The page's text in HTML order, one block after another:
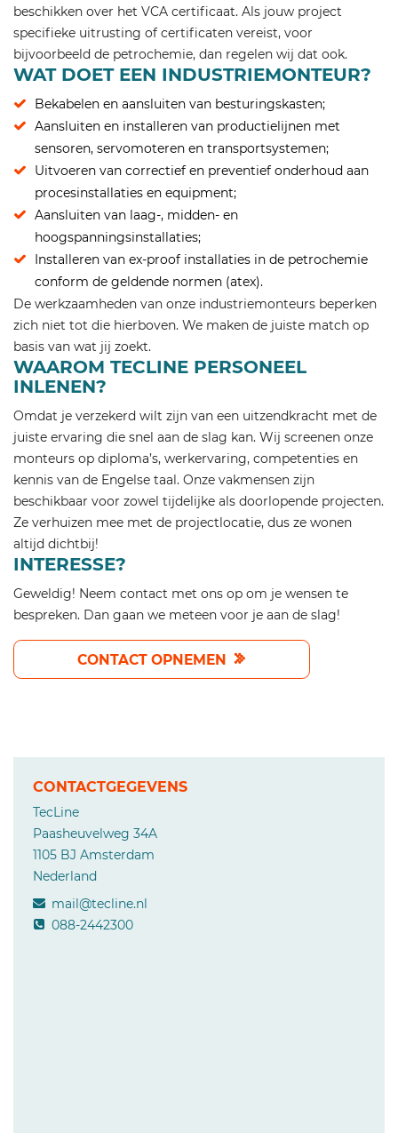
beschikken over het VCA certificaat. Als jouw project
specifieke uitrusting of certificaten vereist, voor
bijvoorbeeld de petrochemie, dan regelen wij dat ook.
WAT DOET EEN INDUSTRIEMONTEUR?
Bekabelen en aansluiten van besturingskasten;
Aansluiten en installeren van productielijnen met
sensoren, servomoteren en transportsystemen;
Uitvoeren van correctief en preventief onderhoud aan
procesinstallaties en equipment;
Aansluiten van laag-, midden- en
hoogspanningsinstallaties;
Installeren van ex-proof installaties in de petrochemie
conform de geldende normen (atex).
De werkzaamheden van onze industriemonteurs beperken
zich niet tot die hierboven. We maken de juiste match op
basis van wat jij zoekt.
WAAROM TECLINE PERSONEEL
INLENEN?
Omdat je verzekerd wilt zijn van een uitzendkracht met de
juiste ervaring die snel aan de slag kan. Wij screenen onze
monteurs op diploma’s, werkervaring, competenties en
kennis van de Engelse taal. Onze vakmensen zijn
beschikbaar voor zowel tijdelijke als doorlopende projecten.
Ze verhuizen mee met de projectlocatie, dus ze wonen
altijd dichtbij!
INTERESSE?
Geweldig! Neem contact met ons op om je wensen te
bespreken. Dan gaan we meteen voor je aan de slag!
CONTACT OPNEMEN
CONTACTGEGEVENS
TecLine
Paasheuvelweg 34A
1105 BJ Amsterdam
Nederland
mail@tecline.nl
088-2442300